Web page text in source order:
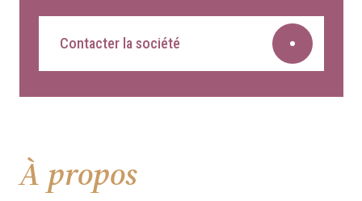
Contacter la société
À propos